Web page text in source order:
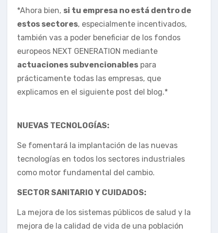
*Ahora bien, si tu empresa no está dentro de
estos sectores, especialmente incentivados,
también vas a poder beneficiar de los fondos
europeos NEXT GENERATION mediante
actuaciones subvencionables para
prácticamente todas las empresas, que
explicamos en el siguiente post del blog.*
NUEVAS TECNOLOGÍAS:
Se fomentará la implantación de las nuevas
tecnologías en todos los sectores industriales
como motor fundamental del cambio.
SECTOR SANITARIO Y CUIDADOS:
La mejora de los sistemas públicos de salud y la
mejora de la calidad de vida de una población